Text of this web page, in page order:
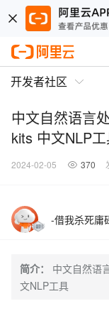
开发者社区
中文自然语言
kits 中文NLP
2024-02-05 370
-借我杀死庸
简介：
中文自然语
文NLP工具